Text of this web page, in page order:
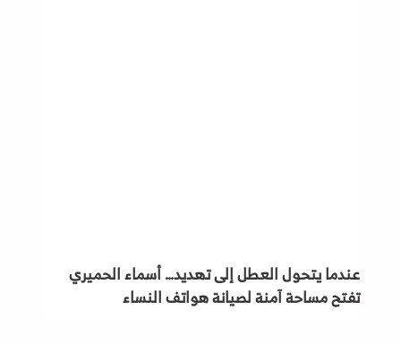
عندما يتحول العطل إلى تهديد… أسماء الحميري
تفتح مساحة آمنة لصيانة هواتف النساء